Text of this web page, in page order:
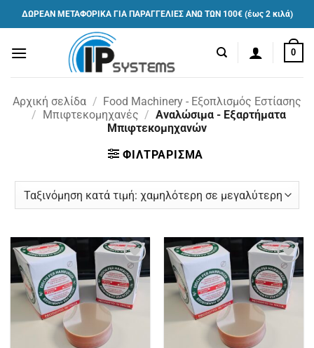
Μετάβαση
στο
ΔΩΡΕΑΝ ΜΕΤΑΦΟΡΙΚΑ ΓΙΑ ΠΑΡΑΓΓΕΛΙΕΣ ΑΝΩ ΤΩΝ 100€ (έως 2 κιλά)
0
Αρχική σελίδα / Food Machinery - Εξοπλισμός Εστίασης
/ Μπιφτεκομηχανές / Αναλώσιμα - Εξαρτήματα
Μπιφτεκομηχανών
ΦΙΛΤΡΑΡΙΣΜΑ
Πρόσθήκη
στην
λίστα
επιθυμιών
Πρόσθήκη
στην
λίστα
επιθυμιών